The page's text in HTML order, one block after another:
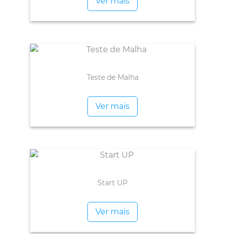
Teste de Malha
Ver mais
Start UP
Ver mais